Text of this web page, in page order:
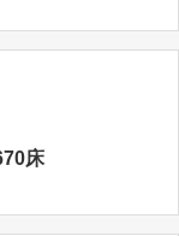
床